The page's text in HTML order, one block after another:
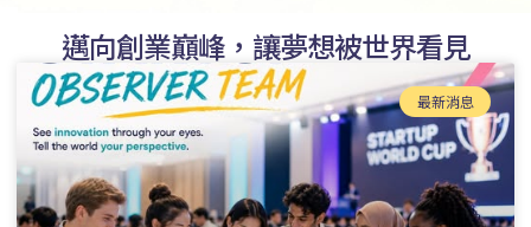
邁向創業巔峰，讓夢想被世界看見
最新消息